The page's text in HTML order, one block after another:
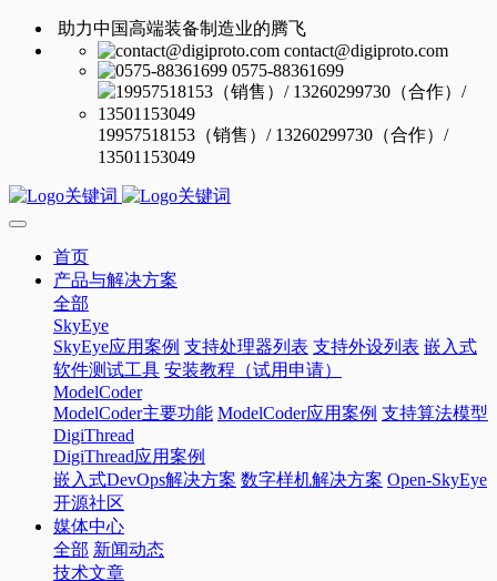
助力中国高端装备制造业的腾飞
contact@digiproto.com
0575-88361699
19957518153（销售）/ 13260299730（合作）/
13501153049
首页
产品与解决方案
全部
SkyEye
SkyEye应用案例 支持处理器列表 支持外设列表 嵌入式
软件测试工具 安装教程（试用申请）
ModelCoder
ModelCoder主要功能 ModelCoder应用案例 支持算法模型
DigiThread
DigiThread应用案例
嵌入式DevOps解决方案 数字样机解决方案 Open-SkyEye
开源社区
媒体中心
全部 新闻动态
技术文章